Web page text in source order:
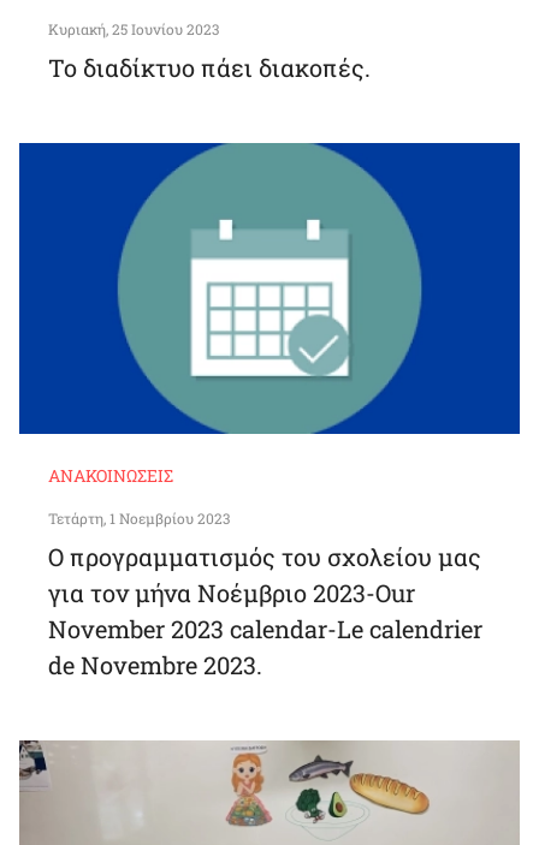
Κυριακή, 25 Ιουνίου 2023
Το διαδίκτυο πάει διακοπές.
ΑΝΑΚΟΙΝΏΣΕΙΣ
Τετάρτη, 1 Νοεμβρίου 2023
Ο προγραμματισμός του σχολείου μας
για τον μήνα Νοέμβριο 2023-Our
November 2023 calendar-Le calendrier
de Novembre 2023.